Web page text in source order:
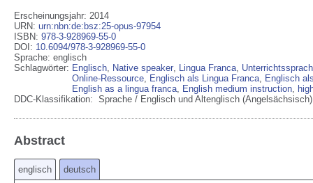
Erscheinungsjahr: 2014
URN: urn:nbn:de:bsz:25-opus-97954
ISBN: 978-3-928969-55-0
DOI : 10.6094/978-3-928969-55-0
Sprache: englisch
Schlagwörter: Englisch, Native speaker, Lingua Franca,
Online-Ressource, Englisch als Lingua Franca, Englisch
English as a lingua franca, English medium instruction,
DDC-Klassifikation: Sprache / Englisch und Altenglisch (Angelsächsisch)
Abstract
englisch
deutsch